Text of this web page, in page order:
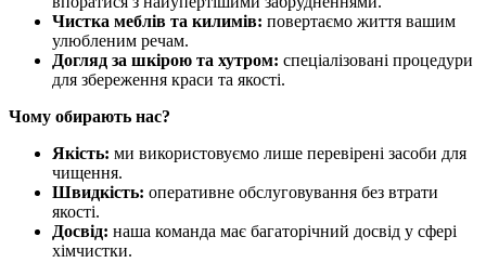
Чистка меблів та килимів: повертаємо життя вашим
улюбленим речам.
Догляд за шкірою та хутром: спеціалізовані процедури
для збереження краси та якості.
Чому обирають нас?
Якість: ми використовуємо лише перевірені засоби для
чищення.
Швидкість: оперативне обслуговування без втрати
якості.
Досвід: наша команда має багаторічний досвід у сфері
хімчистки.